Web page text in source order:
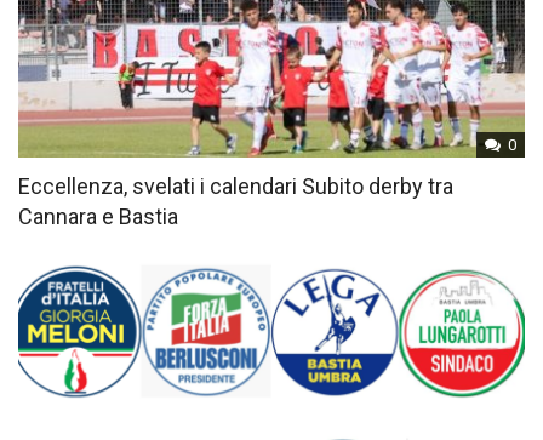
0
Eccellenza, svelati i calendari Subito derby tra
Cannara e Bastia